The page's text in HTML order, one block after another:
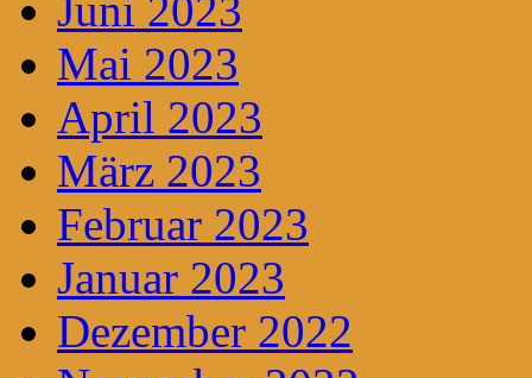
Juni 2023
Mai 2023
April 2023
März 2023
Februar 2023
Januar 2023
Dezember 2022